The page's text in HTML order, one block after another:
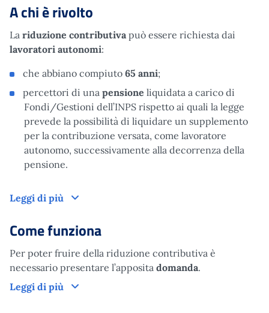
A chi è rivolto
La riduzione contributiva può essere richiesta dai
lavoratori autonomi:
che abbiano compiuto 65 anni;
percettori di una pensione liquidata a carico di
Fondi/Gestioni dell’INPS rispetto ai quali la legge
prevede la possibilità di liquidare un supplemento
per la contribuzione versata, come lavoratore
autonomo, successivamente alla decorrenza della
pensione.
Leggi di più A chi è rivolto
Come funziona
Per poter fruire della riduzione contributiva è
necessario presentare l’apposita domanda.
Leggi di più
Come funziona